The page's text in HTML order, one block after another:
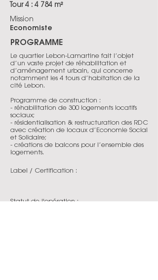
Tour 4 : 4 784 m²
Mission
Economiste
PROGRAMME
Le quartier Lebon-Lamartine fait l’objet
d’un vaste projet de réhabilitation et
d’aménagement urbain, qui concerne
notamment les 4 tours d’habitation de la
cité Lebon.
Programme de construction :
- réhabilitation de 300 logements locatifs
sociaux;
- résidentialisation & restructuration des RDC
avec création de locaux d’Economie Social
et Solidaire;
- créations de balcons pour l’ensemble des
logements.
Label / Certification :
Statut de l'opération :